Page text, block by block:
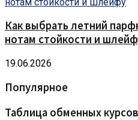
Как выбрать летний
нотам стойкости и
19.06.2026
Популярное
Таблица обменных курсов